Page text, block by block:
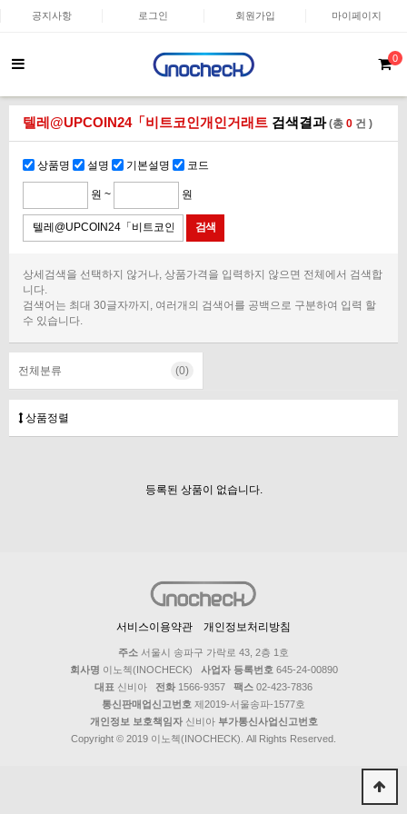
공지사항 로그인 회원가입 마이페이지
0
텔레@UPCOIN24「비트코인개인거래트 검색결과(총 0 건 )
상품명 설명 기본설명 코드
원 ~ 원
상세검색을 선택하지 않거나, 상품가격을 입력하지 않으면 전체에서 검색합
니다.
검색어는 최대 30글자까지, 여러개의 검색어를 공백으로 구분하여 입력 할
수 있습니다.
전체분류 (0)
상품정렬
등록된 상품이 없습니다.
서비스이용약관 개인정보처리방침
주소 서울시 송파구 가락로 43, 2층 1호
회사명 이노첵(INOCHECK) 사업자 등록번호 645-24-00890
대표 신비아 전화 1566-9357 팩스 02-423-7836
통신판매업신고번호 제2019-서울송파-1577호
개인정보 보호책임자신비아 부가통신사업신고번호
Copyright © 2019 이노첵(INOCHECK). All Rights Reserved.